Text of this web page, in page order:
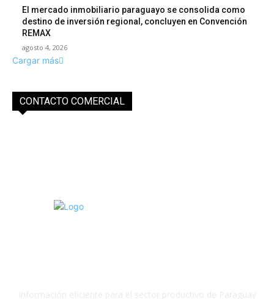
El mercado inmobiliario paraguayo se consolida como
destino de inversión regional, concluyen en Convención
REMAX
agosto 4, 2026
Cargar más
CONTACTO COMERCIAL